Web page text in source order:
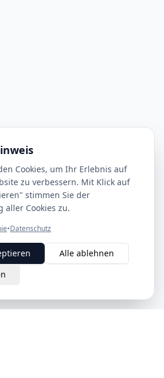
Cookies, um Ihr Erlebnis auf
zu verbessern. Mit Klick auf
stimmen Sie der
aller Cookies zu.
•Datenschutz
Alle ablehnen